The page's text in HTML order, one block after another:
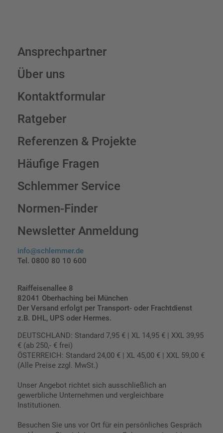
Ansprechpartner
Über uns
Kontaktformular
Ratgeber
Referenzen & Projekte
Häufige Fragen
Schlemmer Service
Normen-Finder
Newsletter Anmeldung
info@schlemmer.de
Tel. 0800 80 10 600
Raiffeisenallee 8
82041 Oberhaching bei München
Der Versand erfolgt per Transport- oder Frachtdienst
z.B. DHL, UPS oder Hermes.
DEUTSCHLAND: Standard 7,95 € | XL 14,95 € | XXL 39,95
€ (ab 250,- € frei)
ÖSTERREICH: Standard 24,00 € | XL 45,00 € | XXL 59,00 €
(Alle Preise zzgl. MwSt.)
Unser Angebot richtet sich ausschließlich an
gewerbliche Unternehmen und vergleichbare
Institutionen.
Besuchen Sie uns vor Ort für ein persönliches Gespräch